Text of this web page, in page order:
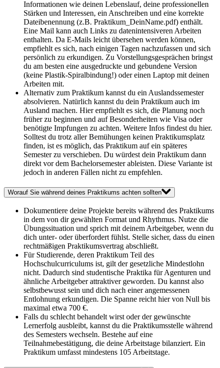
Informationen wie deinen Lebenslauf, deine professionellen
Stärken und Interessen, ein Anschreiben und eine korrekte
Dateibenennung (z.B. Praktikum_DeinName.pdf) enthält.
Eine Mail kann auch Links zu datenintensiveren Arbeiten
enthalten. Da E-Mails leicht übersehen werden können,
empfiehlt es sich, nach einigen Tagen nachzufassen und sich
persönlich zu erkundigen. Zu Vorstellungsgesprächen bringst
du am besten eine ausgedruckte und gebundene Version
(keine Plastik-Spiralbindung!) oder einen Laptop mit deinen
Arbeiten mit.
Alternativ zum Praktikum kannst du ein Auslandssemester
absolvieren. Natürlich kannst du dein Praktikum auch im
Ausland machen. Hier empfiehlt es sich, die Planung noch
früher zu beginnen und auf Besonderheiten wie Visa oder
benötigte Impfungen zu achten. Weitere Infos findest du hier.
Solltest du trotz aller Bemühungen keinen Praktikumsplatz
finden, ist es möglich, das Praktikum auf ein späteres
Semester zu verschieben. Du würdest dein Praktikum dann
direkt vor dem Bachelorsemester ableisten. Diese Variante ist
jedoch in anderen Fällen nicht zu empfehlen.
Worauf Sie während deines Praktikums achten sollten
Dokumentiere deine Projekte bereits während des Praktikums
in dem von dir gewählten Format und Rhythmus. Nutze die
Übungssituation und sprich mit deinem Arbeitgeber, wenn du
dich unter- oder überfordert fühlst. Stelle sicher, dass du einen
rechtmäßigen Praktikumsvertrag abschließt.
Für Studierende, deren Praktikum Teil des
Hochschulcurriculums ist, gilt der gesetzliche Mindestlohn
nicht. Dadurch sind studentische Praktika für Agenturen und
ähnliche Arbeitgeber attraktiver geworden. Du kannst also
selbstbewusst sein und dich nach einer angemessenen
Entlohnung erkundigen. Die Spanne reicht hier von Null bis
maximal etwa 700 €.
Falls du schlecht behandelt wirst oder der gewünschte
Lernerfolg ausbleibt, kannst du die Praktikumsstelle während
des Semesters wechseln. Bestehe auf eine
Teilnahmebestätigung, die deine Arbeitstage bilanziert. Ein
Praktikum umfasst mindestens 105 Arbeitstage.